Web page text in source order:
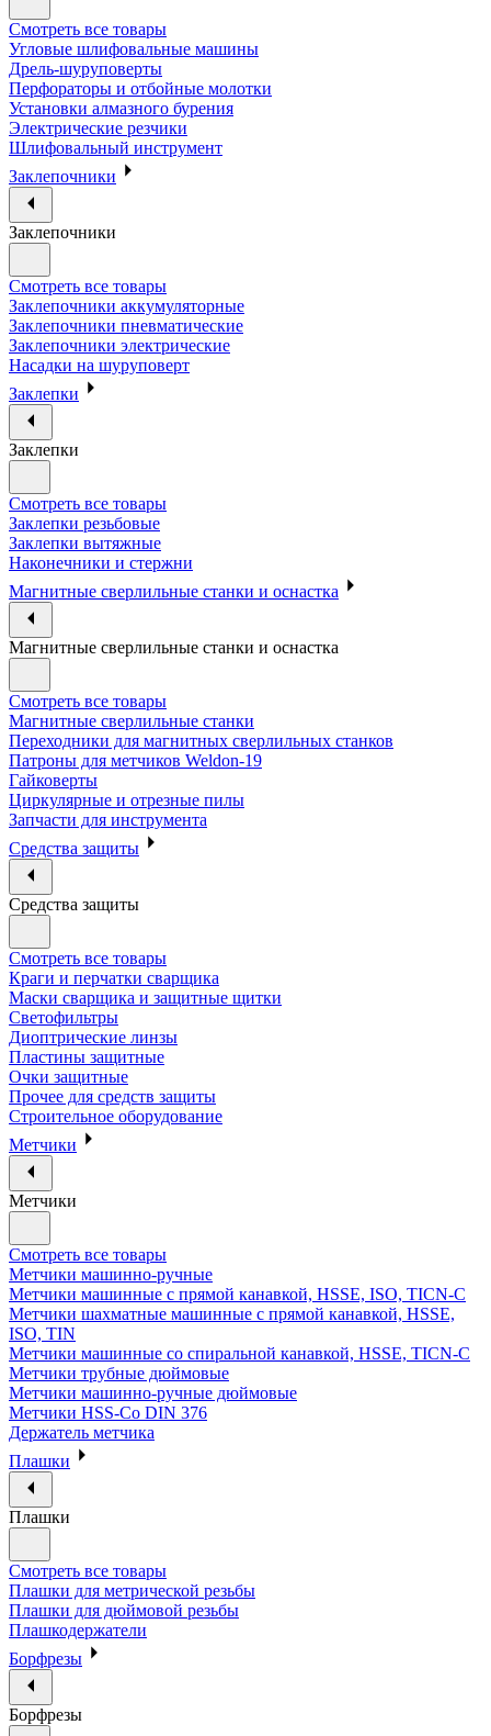
Смотреть все товары
Угловые шлифовальные машины
Дрель-шуруповерты
Перфораторы и отбойные молотки
Установки алмазного бурения
Электрические резчики
Шлифовальный инструмент
Заклепочники
Заклепочники
Смотреть все товары
Заклепочники аккумуляторные
Заклепочники пневматические
Заклепочники электрические
Насадки на шуруповерт
Заклепки
Заклепки
Смотреть все товары
Заклепки резьбовые
Заклепки вытяжные
Наконечники и стержни
Магнитные сверлильные станки и оснастка
Магнитные сверлильные станки и оснастка
Смотреть все товары
Магнитные сверлильные станки
Переходники для магнитных сверлильных станков
Патроны для метчиков Weldon-19
Гайковерты
Циркулярные и отрезные пилы
Запчасти для инструмента
Средства защиты
Средства защиты
Смотреть все товары
Краги и перчатки сварщика
Маски сварщика и защитные щитки
Светофильтры
Диоптрические линзы
Пластины защитные
Очки защитные
Прочее для средств защиты
Строительное оборудование
Метчики
Метчики
Смотреть все товары
Метчики машинно-ручные
Метчики машинные с прямой канавкой, HSSE, ISO, TICN-C
Метчики шахматные машинные с прямой канавкой, HSSE,
ISO, TIN
Метчики машинные со спиральной канавкой, HSSE, TICN-C
Метчики трубные дюймовые
Метчики машинно-ручные дюймовые
Метчики HSS-Co DIN 376
Держатель метчика
Плашки
Плашки
Смотреть все товары
Плашки для метрической резьбы
Плашки для дюймовой резьбы
Плашкодержатели
Борфрезы
Борфрезы